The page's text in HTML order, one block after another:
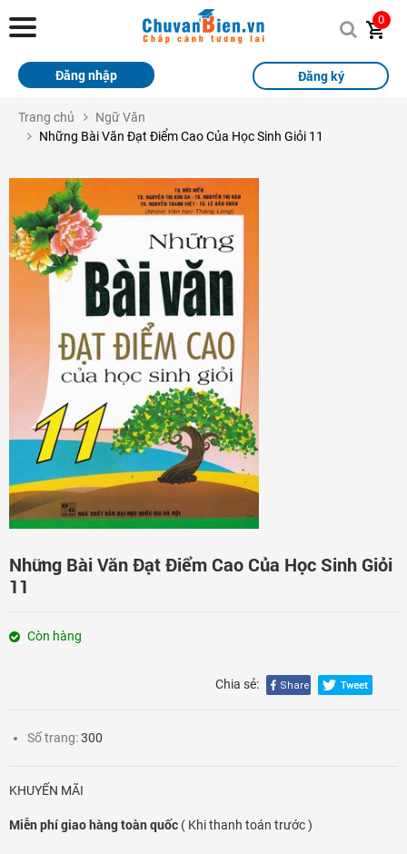
Chuvanbien.vn
Trang chủ
Sách
Thi Online
Tài liệu miễn phí
Học sinh xuất sắc
Giải bài tập
Tin tức
Liên hệ
Đăng nhập
0
Đăng ký
Đăng nhập
Trang chủ
Ngữ Văn
Những Bài Văn Đạt Điểm Cao Của Học Sinh Giỏi 11
Những Bài Văn Đạt Điểm Cao Của Học Sinh Giỏi
11
Còn hàng
Chia sẻ:
Số trang:300
KHUYẾN MÃI
Miễn phí giao hàng toàn quốc ( Khi thanh toán trước )